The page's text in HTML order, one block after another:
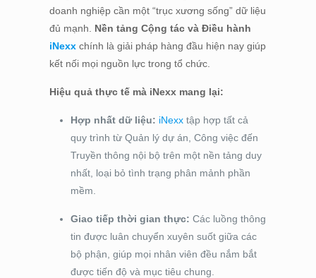
doanh nghiệp cần một “trục xương sống” dữ liệu
đủ mạnh. Nền tảng Cộng tác và Điều hành
iNexxchính là giải pháp hàng đầu hiện nay giúp
kết nối mọi nguồn lực trong tổ chức.
Hiệu quả thực tế mà iNexx mang lại:
Hợp nhất dữ liệu: iNexxtập hợp tất cả
quy trình từ Quản lý dự án, Công việc đến
Truyền thông nội bộ trên một nền tảng duy
nhất, loại bỏ tình trạng phân mảnh phần
mềm.
Giao tiếp thời gian thực: Các luồng thông
tin được luân chuyển xuyên suốt giữa các
bộ phận, giúp mọi nhân viên đều nắm bắt
được tiến độ và mục tiêu chung.